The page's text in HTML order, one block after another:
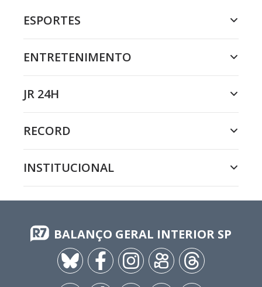
ESPORTES
ENTRETENIMENTO
JR 24H
RECORD
INSTITUCIONAL
BALANÇO GERAL INTERIOR SP